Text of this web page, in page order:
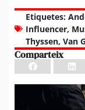
Etiquetes:
Influencer,
Thyssen, Van
Comparteix